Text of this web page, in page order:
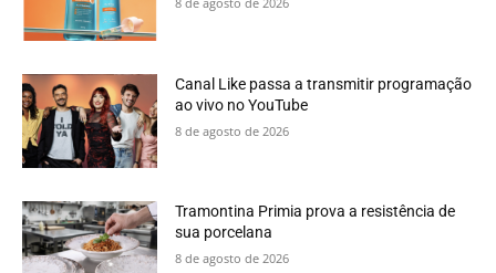
Canal Like passa a transmitir programação
ao vivo no YouTube
8 de agosto de 2026
Tramontina Primia prova a resistência de
sua porcelana
8 de agosto de 2026